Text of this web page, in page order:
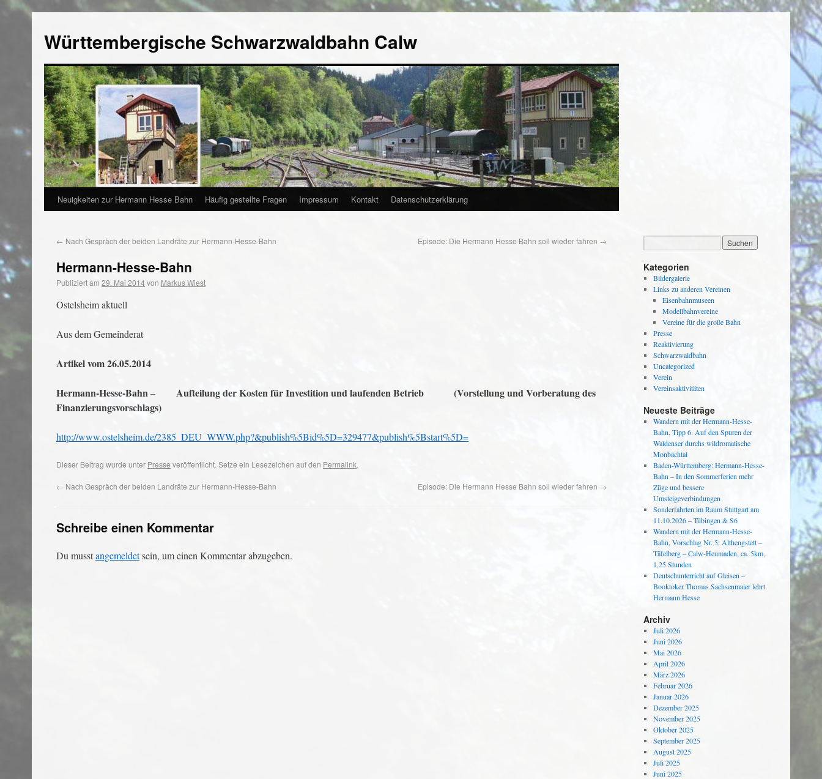
Württembergische Schwarzwaldbahn Calw
Neuigkeiten zur Hermann Hesse Bahn Häufig gestellte Fragen Impressum Kontakt Datenschutzerklärung
← Nach Gespräch der beiden Landräte zur Hermann-Hesse-Bahn Episode: Die Hermann Hesse Bahn soll wieder fahren →
Hermann-Hesse-Bahn
Publiziert am 29. Mai 2014von Markus Wiest
Ostelsheim aktuell
Aus dem Gemeinderat
Artikel vom 26.05.2014
Hermann-Hesse-Bahn– Aufteilung der Kosten für Investition und laufenden Betrieb
(Vorstellung und Vorberatung des
Finanzierungsvorschlags)
http://www.ostelsheim.de/2385_DEU_WWW.php?&publish%5Bid%5D=329477&publish%5Bstart%5D=
Dieser Beitrag wurde unter Presse veröffentlicht. Setze ein Lesezeichen auf den Permalink.
← Nach Gespräch der beiden Landräte zur Hermann-Hesse-Bahn Episode: Die Hermann Hesse Bahn soll wieder fahren →
Schreibe einen Kommentar
Du musstangemeldetsein, um einen Kommentar abzugeben.
Kategorien
Bildergalerie
Links zu anderen Vereinen
Eisenbahnmuseen
Modellbahnvereine
Vereine für die große Bahn
Presse
Reaktivierung
Schwarzwaldbahn
Uncategorized
Verein
Vereinsaktivitäten
Neueste Beiträge
Wandern mit der Hermann-Hesse-
Bahn, Tipp 6. Auf den Spuren der
Waldenser durchs wildromatische
Monbachtal
Baden-Württemberg: Hermann-Hesse-
Bahn – In den Sommerferien mehr
Züge und bessere
Umsteigeverbindungen
Sonderfahrten im Raum Stuttgart am
11.10.2026 – Tübingen & S6
Wandern mit der Hermann-Hesse-
Bahn, Vorschlag Nr. 5: Althengstett –
Täfelberg – Calw-Heumaden, ca. 5km,
1,25 Stunden
Deutschunterricht auf Gleisen –
Booktoker Thomas Sachsenmaier lehrt
Hermann Hesse
Archiv
Juli 2026
Juni 2026
Mai 2026
April 2026
März 2026
Februar 2026
Januar 2026
Dezember 2025
November 2025
Oktober 2025
September 2025
August 2025
Juli 2025
Juni 2025